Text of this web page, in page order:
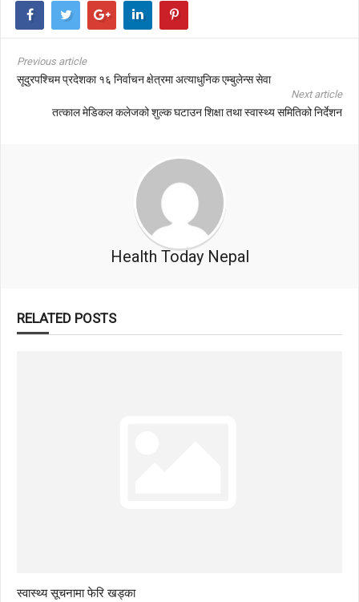
Previous article
सूदुरपश्चिम प्रदेशका १६ निर्वाचन क्षेत्रमा अत्याधुनिक एम्बुलेन्स सेवा
Next article
तत्काल मेडिकल कलेजको शुल्क घटाउन शिक्षा तथा स्वास्थ्य समितिको निर्देशन
Health Today Nepal
RELATED POSTS
स्वास्थ्य सूचनामा फेरि खड्का